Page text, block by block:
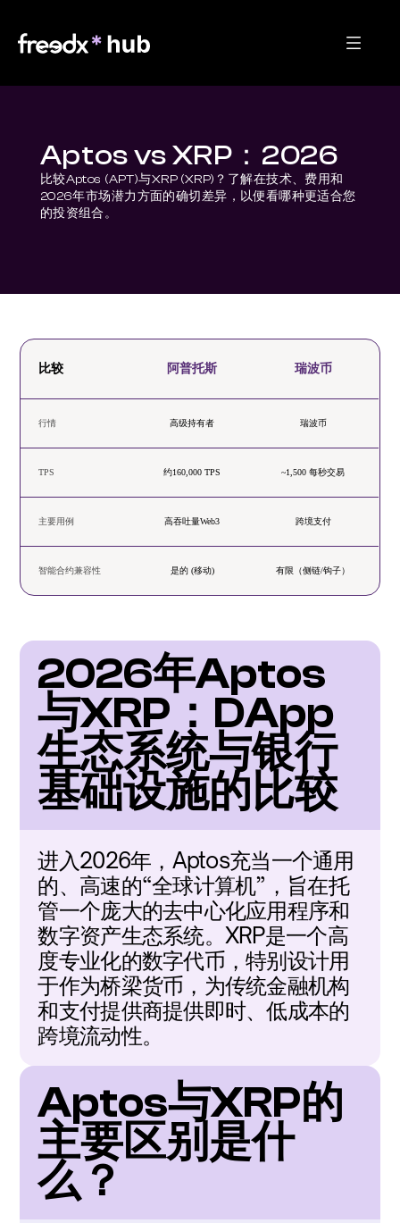
Aptos vs XRP：2026
比较Aptos (APT)与XRP (XRP)？了解在技术、费用和
2026年市场潜力方面的确切差异，以便看哪种更适合您
的投资组合。
比较 阿普托斯 瑞波币
行情 高级持有者 瑞波币
TPS 约160,000 TPS ~1,500 每秒交易
主要用例 高吞吐量Web3 跨境支付
智能合约兼容性 是的 (移动) 有限（侧链/钩子）
2026年Aptos
与XRP：DApp
生态系统与银行
基础设施的比较
进入2026年，Aptos充当一个通用
的、高速的“全球计算机”，旨在托
管一个庞大的去中心化应用程序和
数字资产生态系统。XRP是一个高
度专业化的数字代币，特别设计用
于作为桥梁货币，为传统金融机构
和支付提供商提供即时、低成本的
跨境流动性。
Aptos与XRP的
主要区别是什
么？